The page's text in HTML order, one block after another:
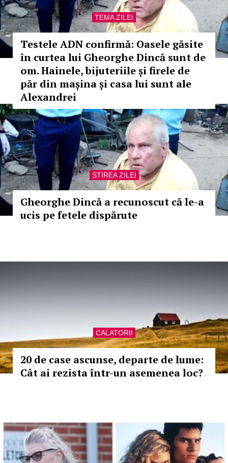
TEMA ZILEI
Testele ADN confirmă: Oasele găsite
în curtea lui Gheorghe Dincă sunt de
om. Hainele, bijuteriile și firele de
păr din mașina și casa lui sunt ale
Alexandrei
STIREA ZILEI
Gheorghe Dincă a recunoscut că le-a
ucis pe fetele dispărute
CALATORII
20 de case ascunse, departe de lume:
Cât ai rezista într-un asemenea loc?